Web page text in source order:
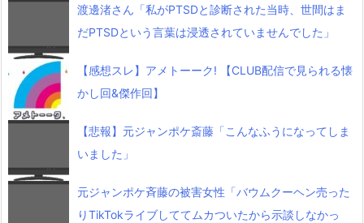
渡邊渚さん「私がPTSDと診断された当時、世間はま
だPTSDという言葉は浸透されていませんでした」
【感想スレ】アメトーーク! 【CLUB配信で見られる懐
かし回&傑作回】
【悲報】元ジャンポケ斎藤「こんなふうになってしま
いました」
元ジャンポケ斉藤の被害女性「バウムクーヘン売った
りTikTokライブしててムカついたから示談しなかっ